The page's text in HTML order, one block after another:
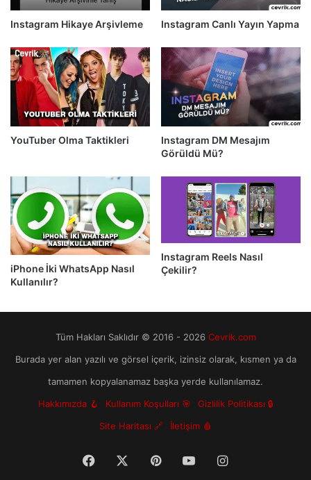
Instagram Hikaye Arşivleme Instagram Canlı Yayın Yapma
YouTuber Olma Taktikleri
Instagram DM Mesajım
Görüldü Mü?
iPhone İki WhatsApp Nasıl
Kullanılır?
Instagram Reels Nasıl
Çekilir?
Tüm Hakları Saklıdır © 2016 - 2026 Cevrik.com
Burada yer alan yazılı ve görsel içerik, izinsiz olarak, kısmen ya da
tamamen kopyalanamaz başka yerde kullanılamaz.
Hakkımızda 🪝
Kullanım Koşulları 🎯
Gizlilik Politikası 🔒
Site Haritası 🔗
İletişim 🩸
Facebook PinterestYouTubeInstagram